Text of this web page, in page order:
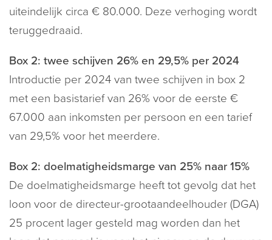
uiteindelijk circa € 80.000. Deze verhoging wordt
teruggedraaid.
Box 2: twee schijven 26% en 29,5% per 2024
Introductie per 2024 van twee schijven in box 2
met een basistarief van 26% voor de eerste €
67.000 aan inkomsten per persoon en een tarief
van 29,5% voor het meerdere.
Box 2: doelmatigheidsmarge van 25% naar 15%
De doelmatigheidsmarge heeft tot gevolg dat het
loon voor de directeur-grootaandeelhouder (DGA)
25 procent lager gesteld mag worden dan het